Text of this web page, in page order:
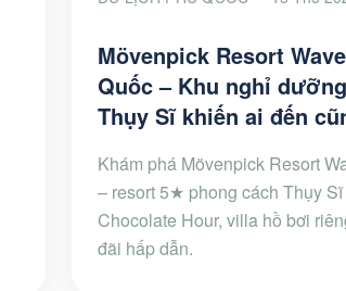
Mövenpick Resort
Quốc – Khu nghỉ
Thụy Sĩ khiến ai đến
Khám phá Mövenpick Resort
– resort 5★ phong cách Thụy
Chocolate Hour, villa hồ bơi
đãi hấp dẫn.